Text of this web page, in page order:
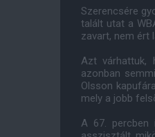
Szerencsére
talált utat a
zavart, nem ért
Azt várhattuk,
azonban
Olsson
mely a jobb
A 67. percben